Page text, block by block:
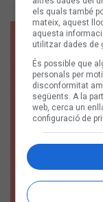
els quals també
mateix, aquest
aquesta
utilitzar dades de
És possible que
personals per
disconformitat
següents. A la
web, cerca un
configuració de